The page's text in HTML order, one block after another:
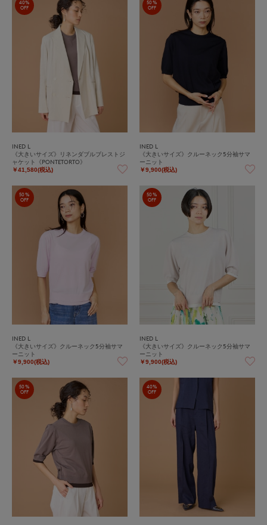
40%
OFF
INED L
《大きいサイズ》リネンダブルブレストジ
ャケット《PONTETORTO》
￥41,580(税込)
50%
OFF
INED L
《大きいサイズ》クルーネック5分袖サマ
ーニット
￥9,900(税込)
50%
OFF
INED L
《大きいサイズ》クルーネック5分袖サマ
ーニット
￥9,900(税込)
50%
OFF
INED L
《大きいサイズ》クルーネック5分袖サマ
ーニット
￥9,900(税込)
50%
OFF
40%
OFF